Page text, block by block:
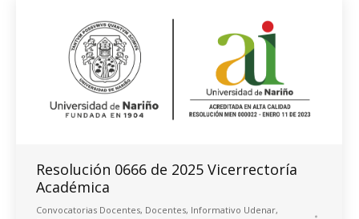
Resolución 0666 de 2025 Vicerrectoría
Académica
Convocatorias Docentes, Docentes, Informativo Udenar,